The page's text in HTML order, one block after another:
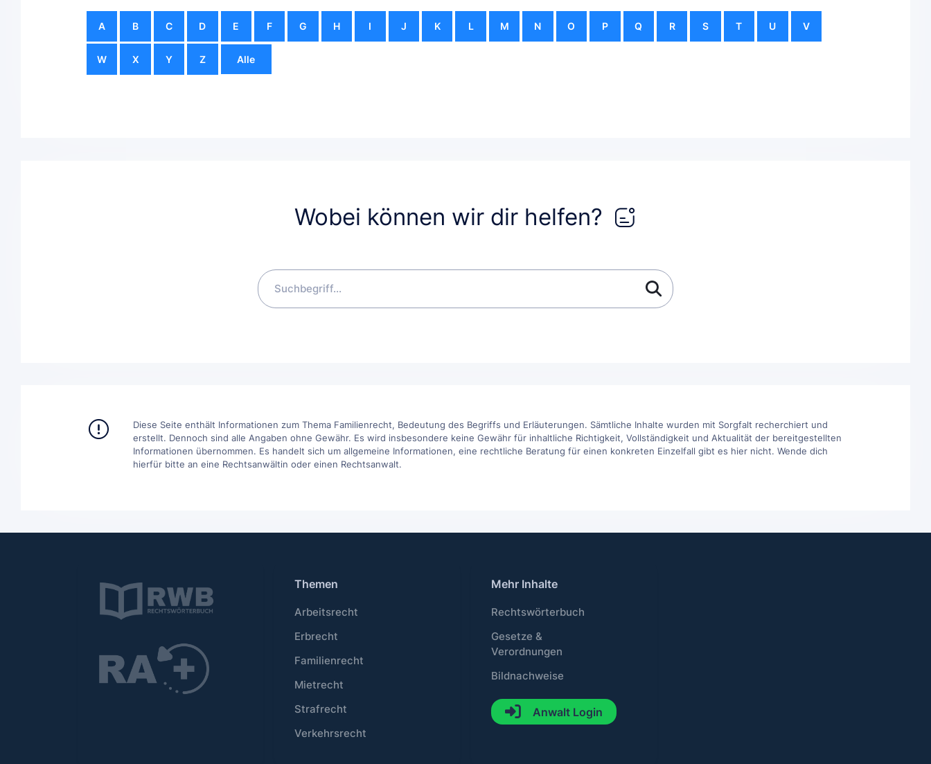
A B C D E F G H I J K L M N O P Q R S T U V
W X Y Z Alle
Wobei können wir dir helfen?
Diese Seite enthält Informationen zum Thema Familienrecht, Bedeutung des Begriffs und Erläuterungen. Sämtliche Inhalte wurden mit Sorgfalt recherchiert und
erstellt. Dennoch sind alle Angaben ohne Gewähr. Es wird insbesondere keine Gewähr für inhaltliche Richtigkeit, Vollständigkeit und Aktualität der bereitgestellten
Informationen übernommen. Es handelt sich um allgemeine Informationen, eine rechtliche Beratung für einen konkreten Einzelfall gibt es hier nicht. Wende dich
hierfür bitte an eine Rechtsanwältin oder einen Rechtsanwalt.
Themen
Arbeitsrecht
Erbrecht
Familienrecht
Mietrecht
Strafrecht
Verkehrsrecht
Mehr Inhalte
Rechtswörterbuch
Gesetze &
Verordnungen
Bildnachweise
Anwalt Login